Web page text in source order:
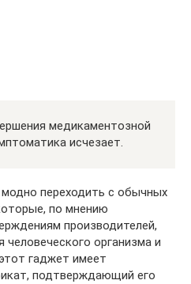
медикаментозной
исчезает.
переходить с обычных
по мнению
производителей,
организма и
гаджет имеет
подтверждающий его